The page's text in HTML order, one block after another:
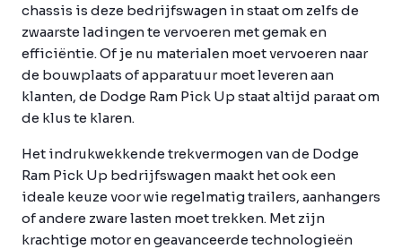
chassis is deze bedrijfswagen in staat om zelfs de
zwaarste ladingen te vervoeren met gemak en
efficiëntie. Of je nu materialen moet vervoeren naar
de bouwplaats of apparatuur moet leveren aan
klanten, de Dodge Ram Pick Up staat altijd paraat om
de klus te klaren.
Het indrukwekkende trekvermogen van de Dodge
Ram Pick Up bedrijfswagen maakt het ook een
ideale keuze voor wie regelmatig trailers, aanhangers
of andere zware lasten moet trekken. Met zijn
krachtige motor en geavanceerde technologieën